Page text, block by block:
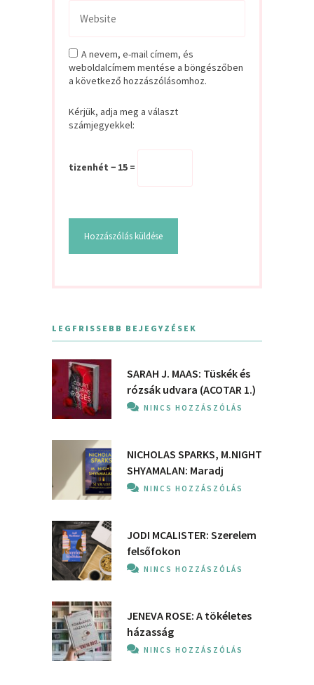
A nevem, e-mail címem, és
weboldalcímem mentése a böngészőben
a következő hozzászólásomhoz.
Kérjük, adja meg a választ
számjegyekkel:
tizenhét − 15 =
LEGFRISSEBB BEJEGYZÉSEK
SARAH J. MAAS: Tüskék és
rózsák udvara (ACOTAR 1.)
NINCS HOZZÁSZÓLÁS
NICHOLAS SPARKS, M.NIGHT
SHYAMALAN: Maradj
NINCS HOZZÁSZÓLÁS
JODI MCALISTER: Szerelem
felsőfokon
NINCS HOZZÁSZÓLÁS
JENEVA ROSE: A ​tökéletes
házasság
NINCS HOZZÁSZÓLÁS